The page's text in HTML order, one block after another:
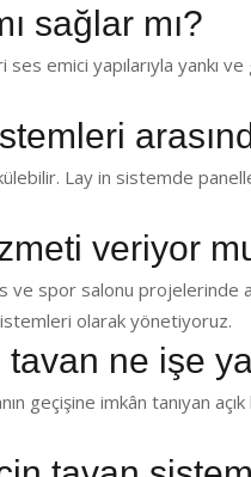
sağlar mı?
emici yapılarıyla yankı
Lay in sistemde
veriyor
spor salonu projelerinde
olarak yönetiyoruz.
ne işe
geçişine imkân tanıyan